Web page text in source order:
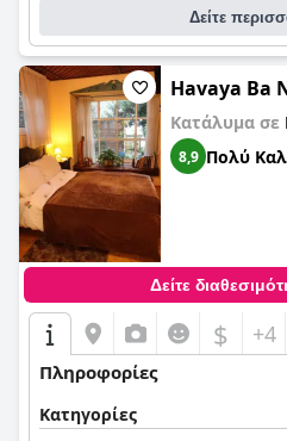
Δείτε
Havaya Ba
Κατάλυμα σε
8,9 Πολύ
Δείτε
$ +4
Πληροφορίες
Κατηγορίες